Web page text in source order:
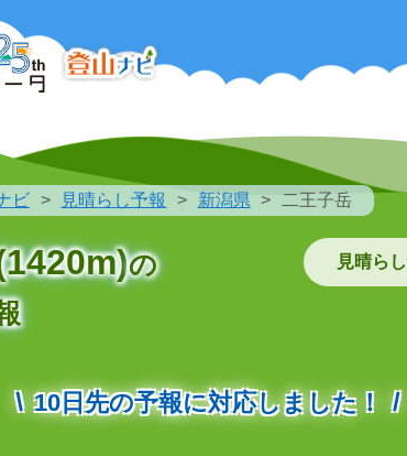
ビ 見晴らし予報 新潟県 二王子岳
の
見晴ら
10日先の予報に対応しました！